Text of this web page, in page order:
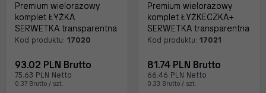
Premium wielorazowy
komplet ŁYŻKA
SERWETKA transparentna
Kod produktu: 17020
93.02 PLN Brutto
75.63 PLN Netto
0.37 Brutto / szt.
Premium wielorazowy
komplet ŁYŻKECZKA+
SERWETKA transparentna
Kod produktu: 17021
81.74 PLN Brutto
66.46 PLN Netto
0.33 Brutto / szt.